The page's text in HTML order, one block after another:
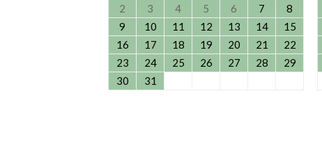
2
3 4 5 6 7
8
9
10 11 12 13 14
15
16
17 18 19 20 21
22
23
24 25 26 27 28
29
30
31